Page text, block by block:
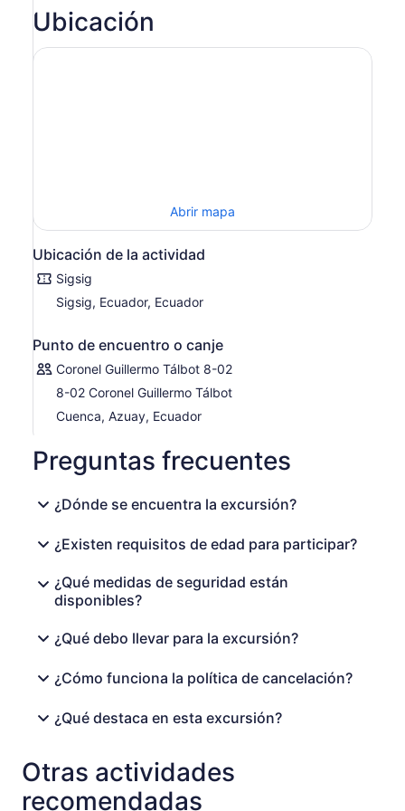
Ubicación
Abrir mapa
Ubicación de la actividad
Sigsig
Sigsig, Ecuador, Ecuador
Punto de encuentro o canje
Coronel Guillermo Tálbot 8-02
8-02 Coronel Guillermo Tálbot
Cuenca, Azuay, Ecuador
Preguntas frecuentes
¿Dónde se encuentra la excursión?
¿Existen requisitos de edad para participar?
¿Qué medidas de seguridad están
disponibles?
¿Qué debo llevar para la excursión?
¿Cómo funciona la política de cancelación?
¿Qué destaca en esta excursión?
Otras actividades
recomendadas